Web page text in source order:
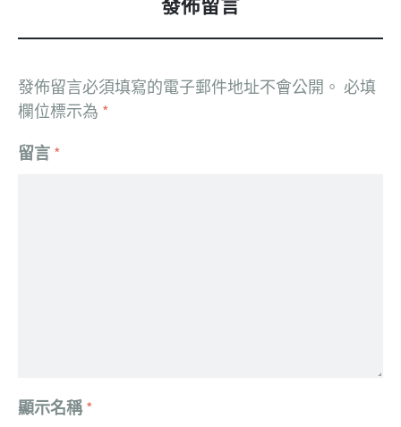
發佈留言
發佈留言必須填寫的電子郵件地址不會公開。 必填
欄位標示為 *
留言 *
顯示名稱*